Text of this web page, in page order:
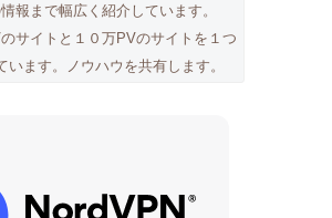
報まで幅広く紹介しています。
サイトと１０万PVのサイトを１つ
います。ノウハウを共有します。